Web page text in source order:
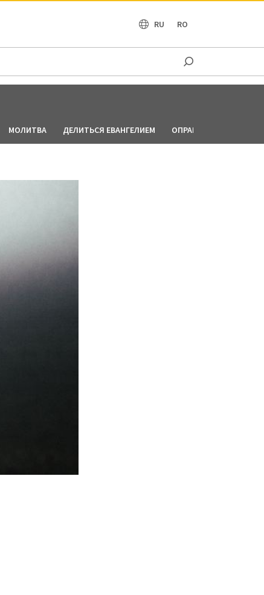
RU RO
МОЛИТВА ДЕЛИТЬСЯ ЕВАНГЕЛИЕМ ОПРАВДАНИЕ ПО ВЕРЕ